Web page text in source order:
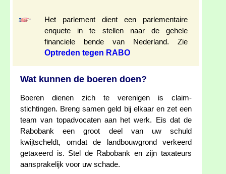
Het parlement dient een parlementaire
enquete in te stellen naar de gehele
financiele bende van Nederland. Zie
Optreden tegen RABO
Wat kunnen de boeren doen?
Boeren dienen zich te verenigen is claim-
stichtingen. Breng samen geld bij elkaar en zet een
team van topadvocaten aan het werk. Eis dat de
Rabobank een groot deel van uw schuld
kwijtscheldt, omdat de landbouwgrond verkeerd
getaxeerd is. Stel de Rabobank en zijn taxateurs
aansprakelijk voor uw schade.